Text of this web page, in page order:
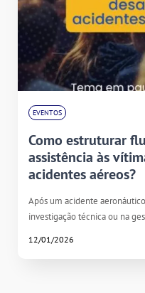
EVENTOS
Como estruturar
assistência às
acidentes aéreos?
Após um acidente
investigação técnica ou na
12/01/2026